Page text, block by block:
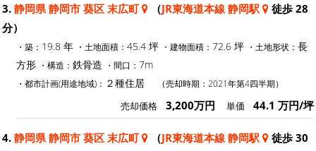
3. 静岡県 静岡市 葵区 末広町 （JR東海道本線 静岡駅
徒歩 28
分）
・築： 19.8 年 ・土地面積： 45.4 坪 ・建物面積： 72.6 坪 ・土地形状： 長
方形 ・構造： 鉄骨造 ・間口： 7m
・都市計画(用途地域)： ２種住居 （売却時期：2021年第4四半期）
売却価格 3,200万円 単価 44.1 万円/坪
4. 静岡県 静岡市 葵区 末広町 （JR東海道本線 静岡駅
徒歩 30